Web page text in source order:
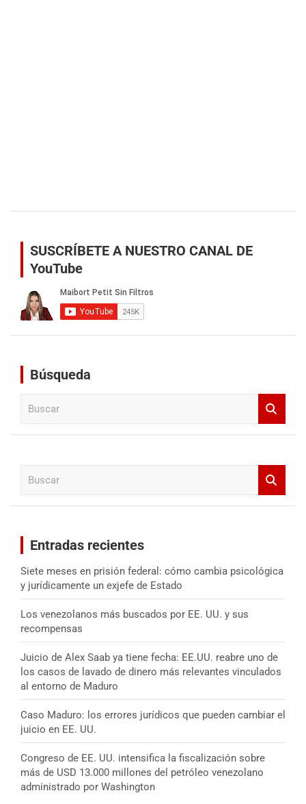
SUSCRÍBETE A NUESTRO CANAL DE
YouTube
Búsqueda
Entradas recientes
Siete meses en prisión federal: cómo cambia psicológica
y jurídicamente un exjefe de Estado
Los venezolanos más buscados por EE. UU. y sus
recompensas
Juicio de Alex Saab ya tiene fecha: EE.UU. reabre uno de
los casos de lavado de dinero más relevantes vinculados
al entorno de Maduro
Caso Maduro: los errores jurídicos que pueden cambiar el
juicio en EE. UU.
Congreso de EE. UU. intensifica la fiscalización sobre
más de USD 13.000 millones del petróleo venezolano
administrado por Washington